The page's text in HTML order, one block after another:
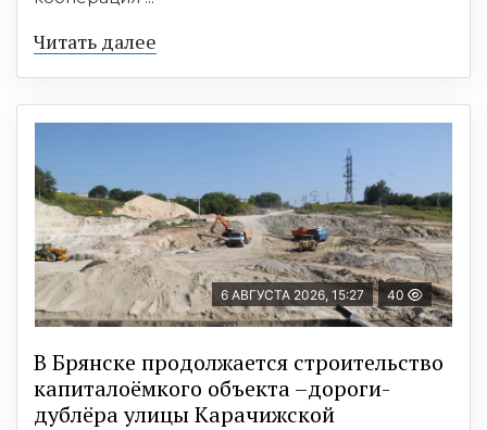
Читать далее
6 АВГУСТА 2026, 15:27 40
В Брянске продолжается строительство
капиталоёмкого объекта –дороги-
дублёра улицы Карачижской